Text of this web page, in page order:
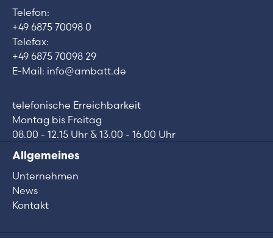
Telefon:
+49 6875 70098 0
Telefax:
+49 6875 70098 29
E-Mail: info@ambatt.de
telefonische Erreichbarkeit
Montag bis Freitag
08.00 - 12.15 Uhr & 13.00 - 16.00 Uhr
Allgemeines
Unternehmen
News
Kontakt